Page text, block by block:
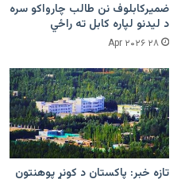
ضمیرکابلوف نن طالب چارواکو سره
د لیدنو لپاره کابل ته راځي
۲۸ Apr ۲۰۲۶
تازه خبر: پاکستان د کونړ پوهنتون